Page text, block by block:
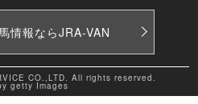
情報ならJRA-VAN
CO.,LTD. All rights reserved.
getty Images